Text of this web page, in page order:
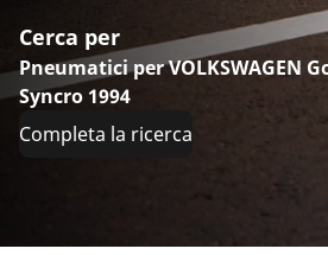
Cerca per
Pneumatici per VOLKSWAGEN
Syncro 1994
Completa la ricerca